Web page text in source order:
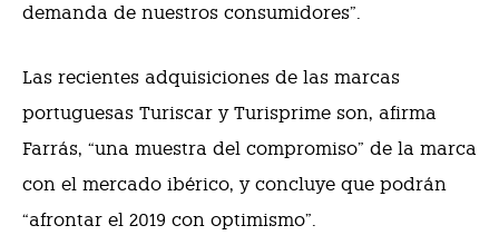
demanda de nuestros consumidores”.
Las recientes adquisiciones de las marcas
portuguesas Turiscar y Turisprime son, afirma
Farrás, “una muestra del compromiso” de la marca
con el mercado ibérico, y concluye que podrán
“afrontar el 2019 con optimismo”.